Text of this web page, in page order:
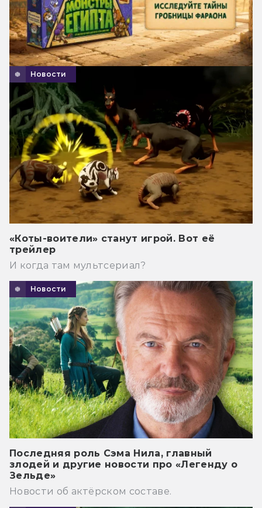
Новости
«Коты-воители» станут игрой. Вот её
трейлер
И когда там мультсериал?
Новости
Последняя роль Сэма Нила, главный
злодей и другие новости про «Легенду о
Зельде»
Новости об актёрском составе.